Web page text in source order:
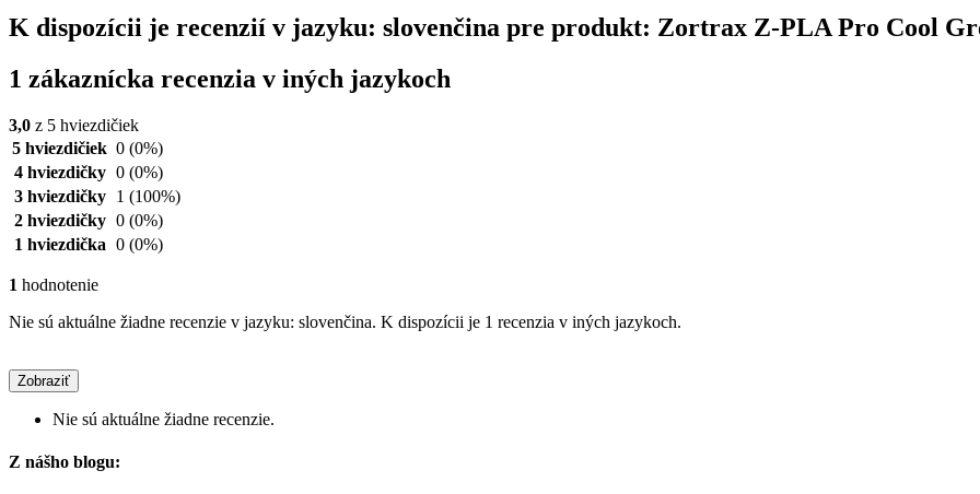
K dispozícii je recenzií v jazyku: slovenčina pre produkt: Zortrax Z-PLA Pro Cool
1 zákaznícka recenzia v iných jazykoch
3,0 z 5 hviezdičiek
5 hviezdičiek 0 (0%)
4 hviezdičky 0 (0%)
3 hviezdičky
1 (100%)
2 hviezdičky 0 (0%)
1 hviezdička 0 (0%)
1 hodnotenie
Nie sú aktuálne žiadne recenzie v jazyku: slovenčina. K dispozícii je 1 recenzia v iných jazykoch.
Zobraziť
Nie sú aktuálne žiadne recenzie.
Z nášho blogu: